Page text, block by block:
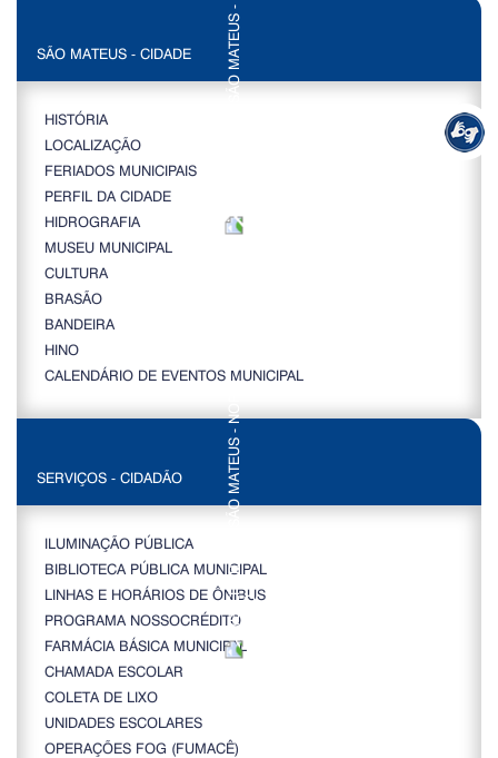
SÃO MATEUS - CIDADE
HISTÓRIA
LOCALIZAÇÃO
FERIADOS MUNICIPAIS
PERFIL DA CIDADE
HIDROGRAFIA
MUSEU MUNICIPAL
CULTURA
BRASÃO
BANDEIRA
HINO
CALENDÁRIO DE EVENTOS MUNICIPAL
SERVIÇOS - CIDADÃO
ILUMINAÇÃO PÚBLICA
BIBLIOTECA PÚBLICA MUNICIPAL
LINHAS E HORÁRIOS DE ÔNIBUS
PROGRAMA NOSSOCRÉDITO
FARMÁCIA BÁSICA MUNICIPAL
CHAMADA ESCOLAR
COLETA DE LIXO
UNIDADES ESCOLARES
OPERAÇÕES FOG (FUMACÊ)